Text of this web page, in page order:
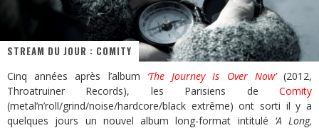
STREAM DU JOUR : COMITY
Cinq années après l’album ‘The Journey Is Over Now’(2012,
Throatruiner Records), les Parisiens de Comity
(metal’n’roll/grind/noise/hardcore/black extrême) ont sorti il y a
quelques jours un nouvel album long-format intitulé ‘A Long,